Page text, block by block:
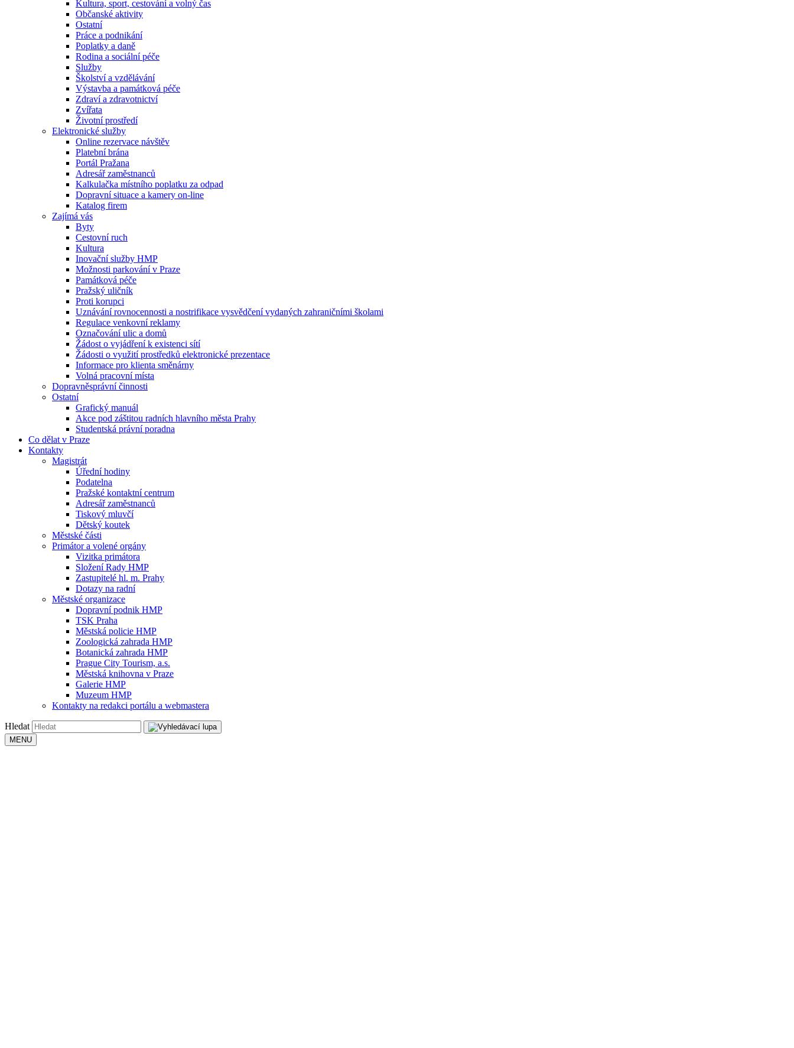
Kultura, sport, cestování a volný čas
Občanské aktivity
Ostatní
Práce a podnikání
Poplatky a daně
Rodina a sociální péče
Služby
Školství a vzdělávání
Výstavba a památková péče
Zdraví a zdravotnictví
Zvířata
Životní prostředí
Elektronické služby
Online rezervace návštěv
Platební brána
Portál Pražana
Adresář zaměstnanců
Kalkulačka místního poplatku za odpad
Dopravní situace a kamery on-line
Katalog firem
Zajímá vás
Byty
Cestovní ruch
Kultura
Inovační služby HMP
Možnosti parkování v Praze
Památková péče
Pražský uličník
Proti korupci
Uznávání rovnocennosti a nostrifikace vysvědčení vydaných zahraničními školami
Regulace venkovní reklamy
Označování ulic a domů
Žádost o vyjádření k existenci sítí
Žádosti o využití prostředků elektronické prezentace
Informace pro klienta směnárny
Volná pracovní místa
Dopravněsprávní činnosti
Ostatní
Grafický manuál
Akce pod záštitou radních hlavního města Prahy
Studentská právní poradna
Co dělat v Praze
Kontakty
Magistrát
Úřední hodiny
Podatelna
Pražské kontaktní centrum
Adresář zaměstnanců
Tiskový mluvčí
Dětský koutek
Městské části
Primátor a volené orgány
Vizitka primátora
Složení Rady HMP
Zastupitelé hl. m. Prahy
Dotazy na radní
Městské organizace
Dopravní podnik HMP
TSK Praha
Městská policie HMP
Zoologická zahrada HMP
Botanická zahrada HMP
Prague City Tourism, a.s.
Městská knihovna v Praze
Galerie HMP
Muzeum HMP
Kontakty na redakci portálu a webmastera
Hledat
MENU